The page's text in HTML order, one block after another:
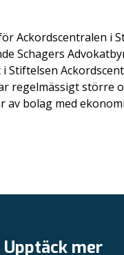
Ackordscentralen i
Schagers
Stiftelsen
regelmässigt större
bolag med
Upptäck mer